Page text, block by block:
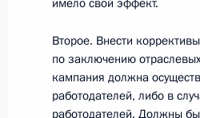
10 мая 2011
10 мая 2011
имело свой эффект.
Второе. Внести
по заключению
кампания должна
работодателей, либо в
работодателей. Должны